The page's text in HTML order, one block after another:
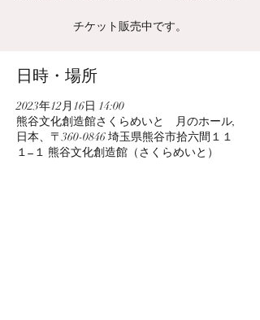
チケット販売中です。
日時・場所
2023年12月16日 14:00
熊谷文化創造館さくらめいと 月のホール,
日本、〒360-0846 埼玉県熊谷市拾六間１１
１−１ 熊谷文化創造館（さくらめいと）